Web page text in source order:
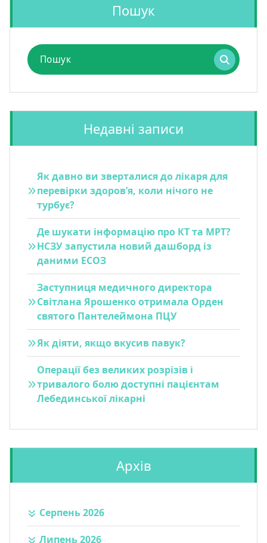
Пошук
Пошук
для:
Недавні записи
Як давно ви зверталися до лікаря для
перевірки здоров’я, коли нічого не
турбує?
Де шукати інформацію про КТ та МРТ?
НСЗУ запустила новий дашборд із
даними ЕСОЗ
Заступниця медичного директора
Світлана Ярошенко отримала Орден
святого Пантелеймона ПЦУ
Як діяти, якщо вкусив павук?
Операції без великих розрізів і
тривалого болю доступні пацієнтам
Лебединської лікарні
Архів
Серпень 2026
Липень 2026